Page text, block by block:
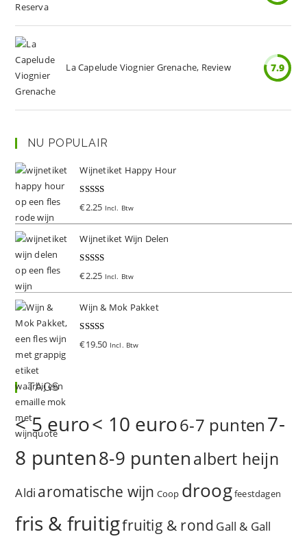
La Capelude Viognier Grenache, Review 7.9
NU POPULAIR
Wijnetiket Happy Hour
Gewaardeer
€2.25 Incl. Btw
Wijnetiket Wijn Delen
Gewaardeer
€2.25 Incl. Btw
Wijn & Mok Pakket
Gewaardeer
€19.50 Incl. Btw
TAGS
< 5 euro< 10 euro6-7 punten7-
8 punten8-9 puntenalbert heijn
Aldi aromatische wijn Coop droogfeestdagen
fris & fruitigfruitig & rond Gall & Gall